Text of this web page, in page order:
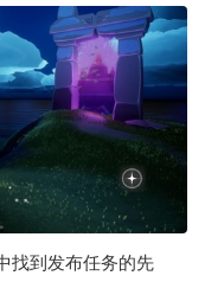
找到发布任务的先